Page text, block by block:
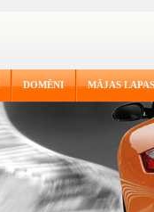
DOMĒNI MĀJAS LAPAS